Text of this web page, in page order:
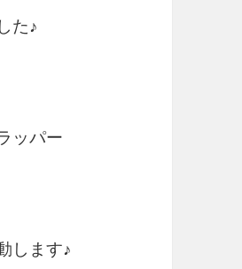
た♪
ッパー
します♪